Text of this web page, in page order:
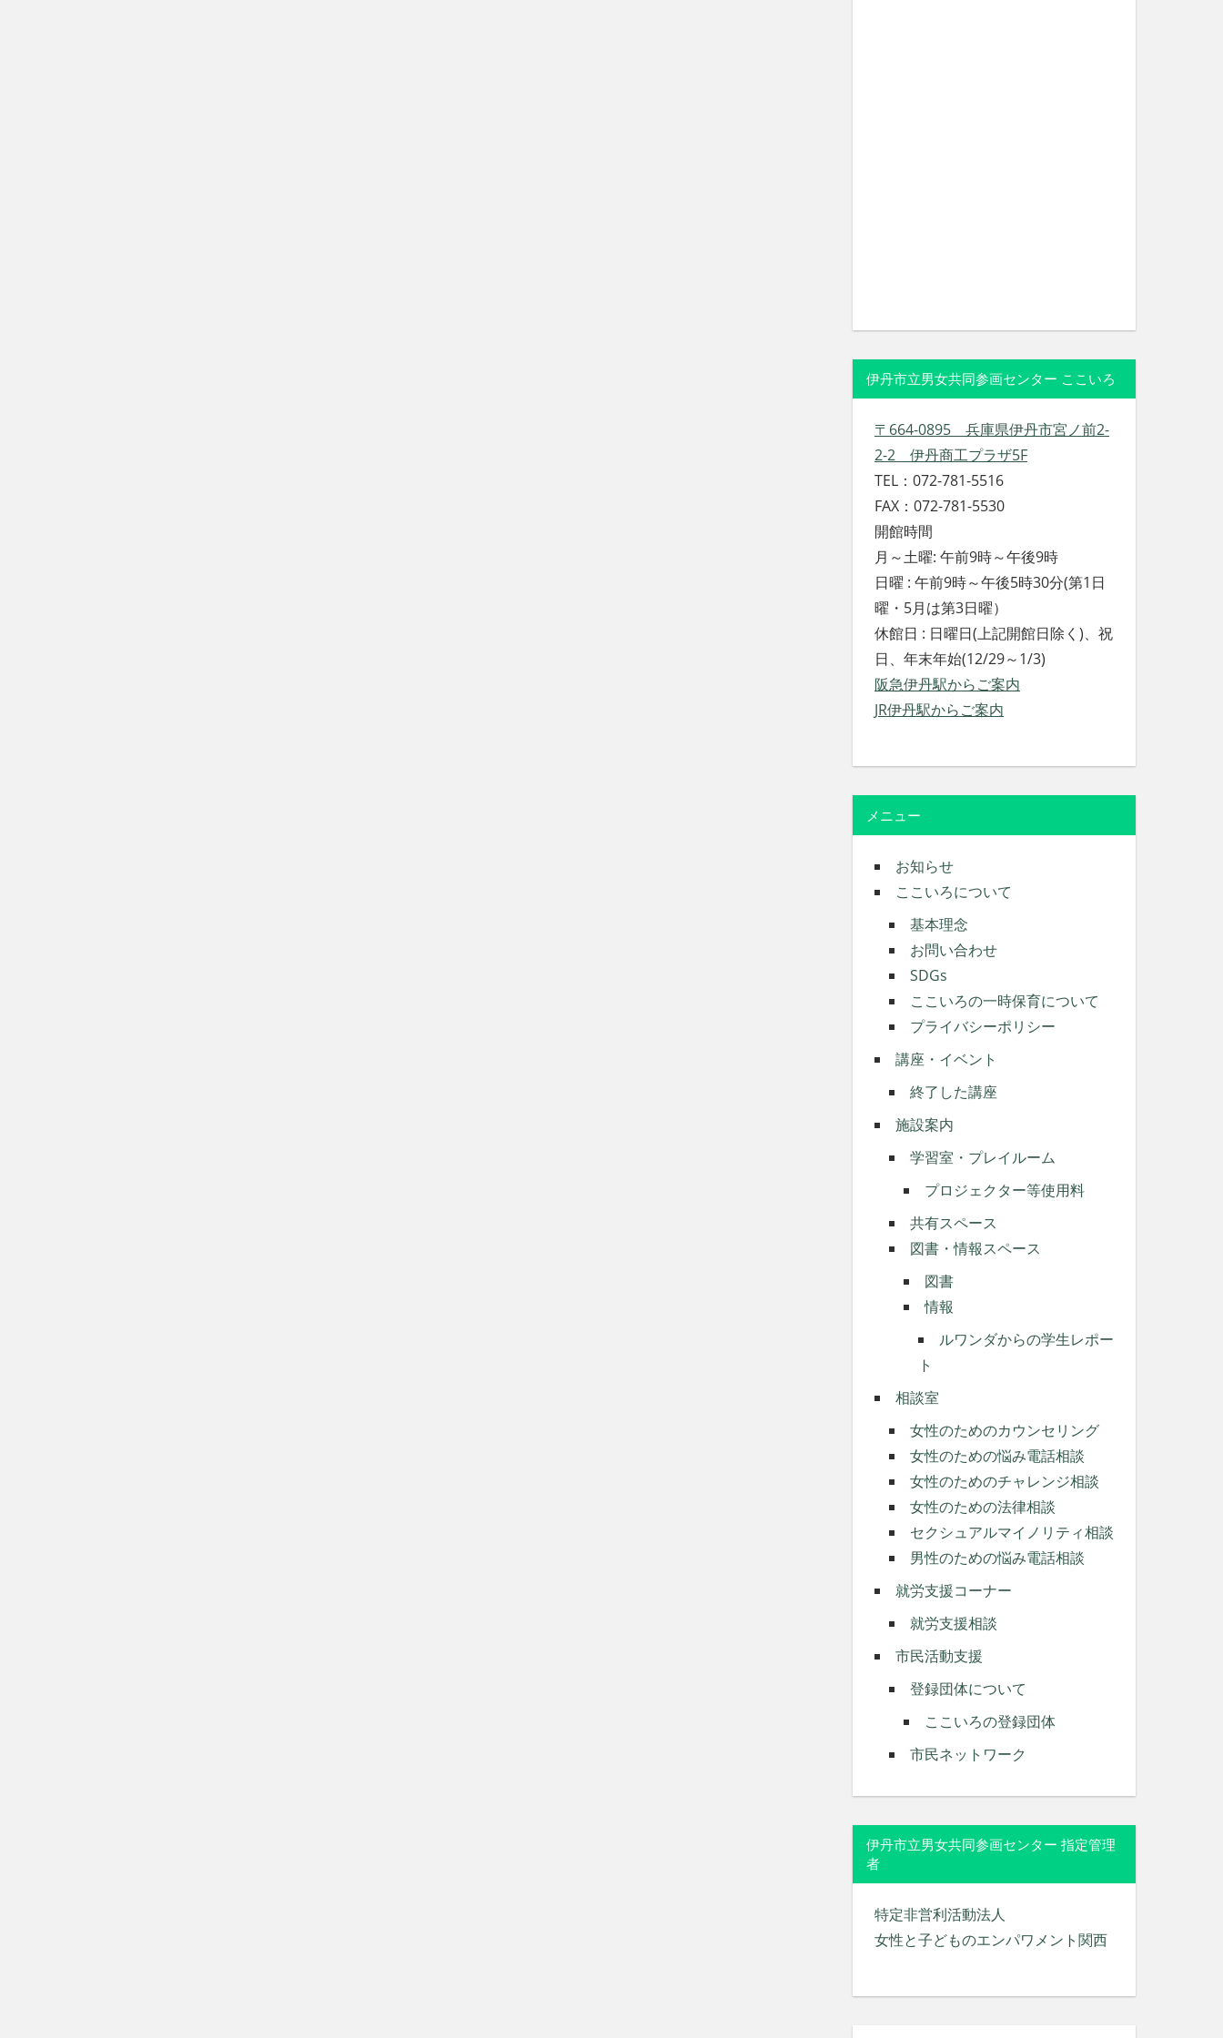
伊丹市立男女共同参画センター ここいろ
〒664-0895 兵庫県伊丹市宮ノ前2-
2-2 伊丹商工プラザ5F
TEL：072-781-5516
FAX：072-781-5530
開館時間
月～土曜: 午前9時～午後9時
日曜 : 午前9時～午後5時30分(第1日
曜・5月は第3日曜）
休館日 : 日曜日(上記開館日除く)、祝
日、年末年始(12/29～1/3)
阪急伊丹駅からご案内
JR伊丹駅からご案内
メニュー
お知らせ
ここいろについて
基本理念
お問い合わせ
SDGs
ここいろの一時保育について
プライバシーポリシー
講座・イベント
終了した講座
施設案内
学習室・プレイルーム
プロジェクター等使用料
共有スペース
図書・情報スペース
図書
情報
ルワンダからの学生レポー
ト
相談室
女性のためのカウンセリング
女性のための悩み電話相談
女性のためのチャレンジ相談
女性のための法律相談
セクシュアルマイノリティ相談
男性のための悩み電話相談
就労支援コーナー
就労支援相談
市民活動支援
登録団体について
ここいろの登録団体
市民ネットワーク
伊丹市立男女共同参画センター 指定管理
者
特定非営利活動法人
女性と子どものエンパワメント関西